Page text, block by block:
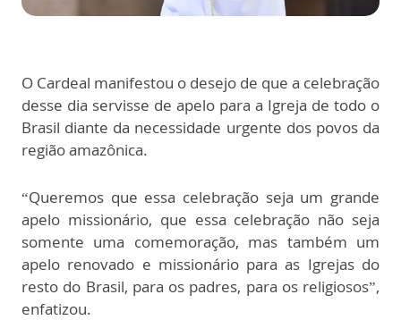
O Cardeal manifestou o desejo de que a celebração
desse dia servisse de apelo para a Igreja de todo o
Brasil diante da necessidade urgente dos povos da
região amazônica.
“Queremos que essa celebração seja um grande
apelo missionário, que essa celebração não seja
somente uma comemoração, mas também um
apelo renovado e missionário para as Igrejas do
resto do Brasil, para os padres, para os religiosos”,
enfatizou.